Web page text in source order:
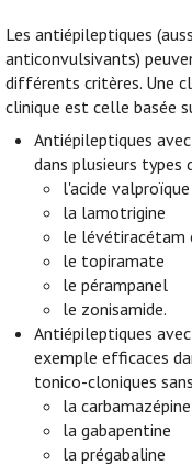
Les antiépileptiques
anticonvulsivants)
différents critères. Une
clinique est celle basée
Antiépileptiques
dans plusieurs types
l'acide
la lamotrigine
le lévétiracétam
le topiramate
le pérampanel
le zonisamide.
Antiépileptiques
exemple efficaces
tonico-cloniques
la
la gabapentine
la prégabaline